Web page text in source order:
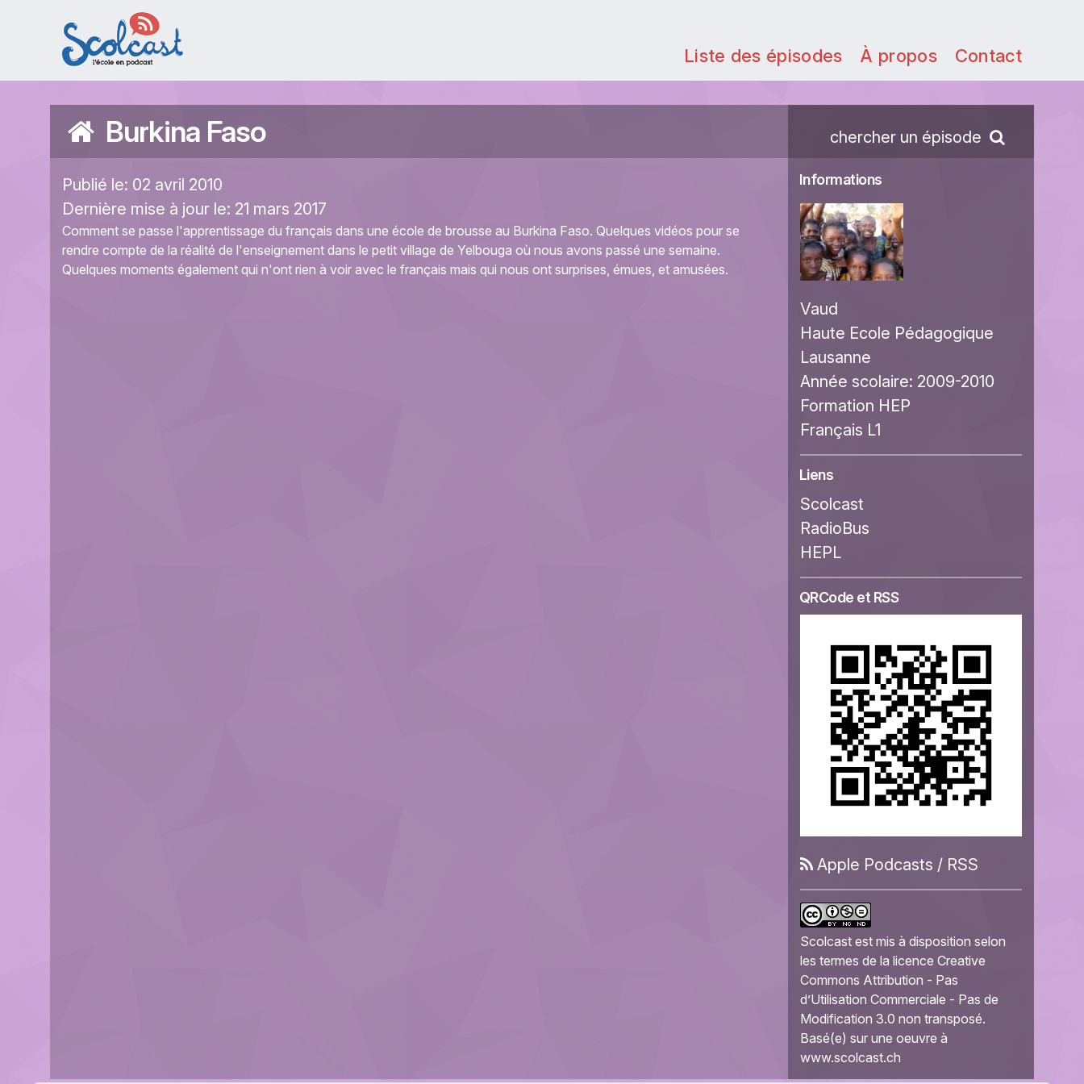
Aller au contenu principal
Liste des épisodes À propos Contact
Burkina Faso chercher un épisode
Publié le: 02 avril 2010
Dernière mise à jour le: 21 mars 2017
Comment se passe l'apprentissage du français dans une école de brousse au Burkina Faso. Quelques vidéos pour se
rendre compte de la réalité de l'enseignement dans le petit village de Yelbouga où nous avons passé une semaine.
Quelques moments également qui n'ont rien à voir avec le français mais qui nous ont surprises, émues, et amusées.
Informations
Vaud
Haute Ecole Pédagogique
Lausanne
Année scolaire: 2009-2010
Formation HEP
Français L1
Liens
Scolcast
RadioBus
HEPL
QRCode et RSS
Apple Podcasts / RSS
Scolcast est mis à disposition selon
les termes de la licence Creative
Commons Attribution - Pas
d’Utilisation Commerciale - Pas de
Modification 3.0 non transposé.
Basé(e) sur une oeuvre à
www.scolcast.ch